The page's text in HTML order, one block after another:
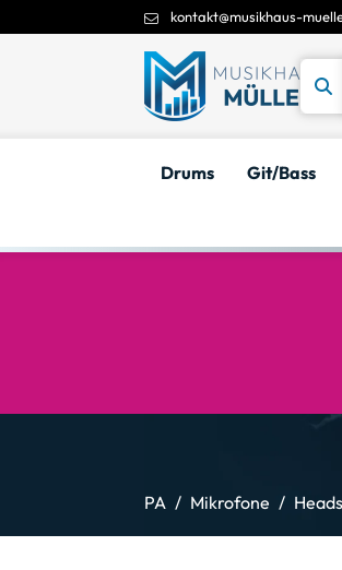
kontakt@musikhaus-
Drums Git/Bass
PA Mikrofone